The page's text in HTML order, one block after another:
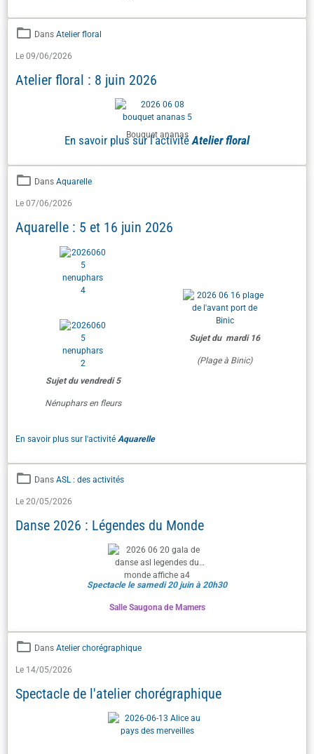
Dans Atelier floral
Le 09/06/2026
Atelier floral : 8 juin 2026
Bouquet ananas
En savoir plus sur l'activitéAtelier floral
Dans Aquarelle
Le 07/06/2026
Aquarelle : 5 et 16 juin 2026
Sujet du vendredi 5
Nénuphars en fleurs
Sujet du mardi 16
(Plage à Binic)
En savoir plus sur l'activité Aquarelle
Dans ASL : des activités
Le 20/05/2026
Danse 2026 : Légendes du Monde
Spectacle le samedi 20 juin à 20h30
Salle Saugona de Mamers
Dans Atelier chorégraphique
Le 14/05/2026
Spectacle de l'atelier chorégraphique